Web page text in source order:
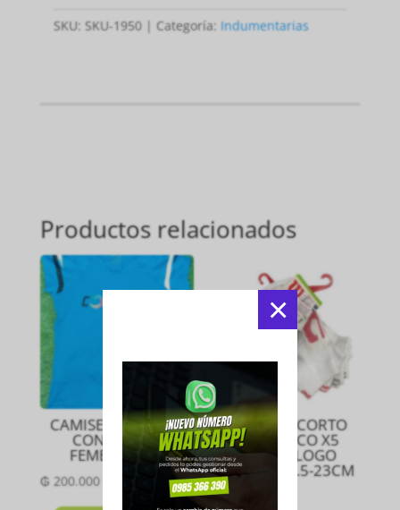
×
SKU: SKU-1950 Categoría: Indumentarias
Productos relacionados
CAMISETA CELESTE
CON NEGRO
FEMENINO M
₲200.000
MEDIA TIN CORTO
NIÑO CHICO X5
BLANCO LOGO
SURTIDO 21.5-23CM
₲100.000